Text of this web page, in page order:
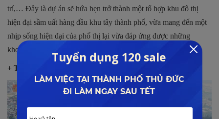
trí,… Đây là dự án sẽ hứa hẹn trở thành một tổ hợp khu đô thị
hiện đại sầm uất hàng đầu khu tây thành phố, vừa mang đến một
nhịp sống hiện đại của phố thị lại vừa đáp ứng được những
khoảnh khắc riêng tư của cuộc sống.
+ Tiến độ thanh toán dự án linh hoạt